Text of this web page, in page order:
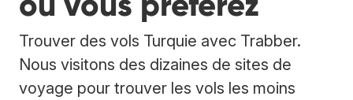
Trouver des vols Turquie avec Trabber.
Nous visitons des dizaines de sites de
voyage pour trouver les vols les moins